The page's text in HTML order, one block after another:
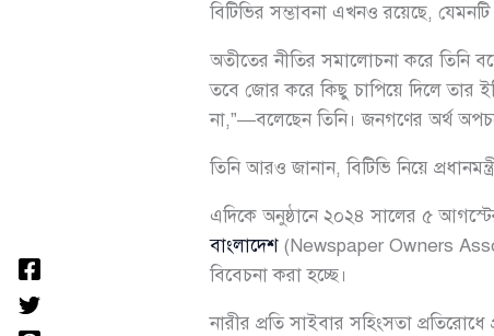
বিটিভির সম্ভাবনা এখনও রয়েছে, যেমনটি
অতীতের নীতির সমালোচনা করে তিনি
তবে জোর করে কিছু চাপিয়ে দিলে তার
না,”—বলেছেন তিনি। জনগণের অর্থ
তিনি আরও জানান, বিটিভি নিয়ে
এদিকে অনুষ্ঠানে ২০২৪ সালের ৫
বাংলাদেশ(Newspaper Owners
বিবেচনা করা হচ্ছে।
নারীর প্রতি সাইবার সহিংসতা প্রতিরোধে